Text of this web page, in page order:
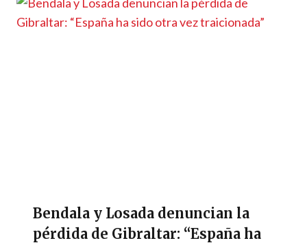
Bendala y Losada denuncian la
pérdida de Gibraltar: “España ha